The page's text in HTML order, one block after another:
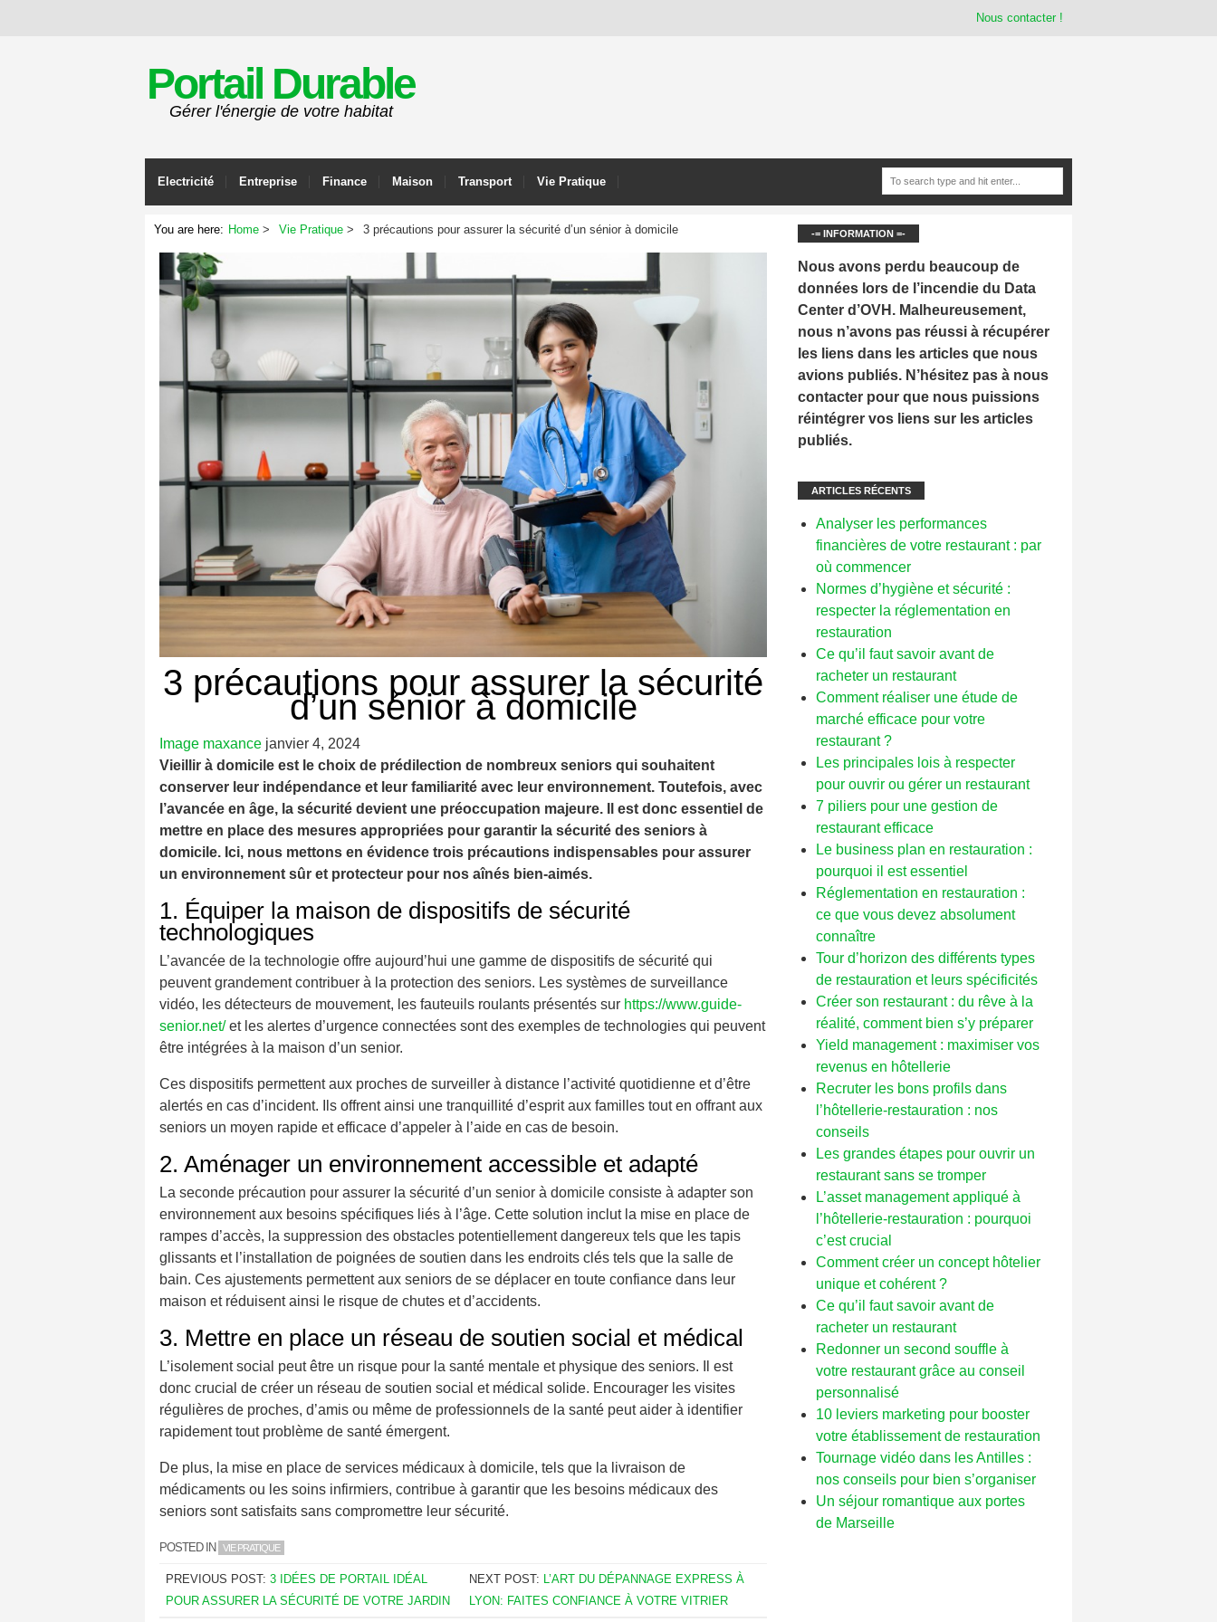
Nous contacter !
Portail Durable
Gérer l'énergie de votre habitat
Electricité Entreprise Finance Maison Transport Vie Pratique
You are here: Home Vie Pratique 3 précautions pour assurer la sécurité d’un sénior à domicile
3 précautions pour assurer la sécurité
d’un sénior à domicile
Image maxance janvier 4, 2024
Vieillir à domicile est le choix de prédilection de nombreux seniors qui souhaitent
conserver leur indépendance et leur familiarité avec leur environnement. Toutefois, avec
l’avancée en âge, la sécurité devient une préoccupation majeure. Il est donc essentiel de
mettre en place des mesures appropriées pour garantir la sécurité des seniors à
domicile. Ici, nous mettons en évidence trois précautions indispensables pour assurer
un environnement sûr et protecteur pour nos aînés bien-aimés.
1. Équiper la maison de dispositifs de sécurité
technologiques
L’avancée de la technologie offre aujourd’hui une gamme de dispositifs de sécurité qui
peuvent grandement contribuer à la protection des seniors. Les systèmes de surveillance
vidéo, les détecteurs de mouvement, les fauteuils roulants présentés sur https://www.guide-
senior.net/et les alertes d’urgence connectées sont des exemples de technologies qui peuvent
être intégrées à la maison d’un senior.
Ces dispositifs permettent aux proches de surveiller à distance l’activité quotidienne et d’être
alertés en cas d’incident. Ils offrent ainsi une tranquillité d’esprit aux familles tout en offrant aux
seniors un moyen rapide et efficace d’appeler à l’aide en cas de besoin.
2. Aménager un environnement accessible et adapté
La seconde précaution pour assurer la sécurité d’un senior à domicile consiste à adapter son
environnement aux besoins spécifiques liés à l’âge. Cette solution inclut la mise en place de
rampes d’accès, la suppression des obstacles potentiellement dangereux tels que les tapis
glissants et l’installation de poignées de soutien dans les endroits clés tels que la salle de
bain. Ces ajustements permettent aux seniors de se déplacer en toute confiance dans leur
maison et réduisent ainsi le risque de chutes et d’accidents.
3. Mettre en place un réseau de soutien social et médical
L’isolement social peut être un risque pour la santé mentale et physique des seniors. Il est
donc crucial de créer un réseau de soutien social et médical solide. Encourager les visites
régulières de proches, d’amis ou même de professionnels de la santé peut aider à identifier
rapidement tout problème de santé émergent.
De plus, la mise en place de services médicaux à domicile, tels que la livraison de
médicaments ou les soins infirmiers, contribue à garantir que les besoins médicaux des
seniors sont satisfaits sans compromettre leur sécurité.
POSTED IN VIE PRATIQUE
PREVIOUS POST: 3 IDÉES DE PORTAIL IDÉAL
POUR ASSURER LA SÉCURITÉ DE VOTRE JARDIN
NEXT POST: L’ART DU DÉPANNAGE EXPRESS À
LYON: FAITES CONFIANCE À VOTRE VITRIER
-= INFORMATION =-
Nous avons perdu beaucoup de
données lors de l’incendie du Data
Center d’OVH. Malheureusement,
nous n’avons pas réussi à récupérer
les liens dans les articles que nous
avions publiés. N’hésitez pas à nous
contacter pour que nous puissions
réintégrer vos liens sur les articles
publiés.
ARTICLES RÉCENTS
Analyser les performances
financières de votre restaurant : par
où commencer
Normes d’hygiène et sécurité :
respecter la réglementation en
restauration
Ce qu’il faut savoir avant de
racheter un restaurant
Comment réaliser une étude de
marché efficace pour votre
restaurant ?
Les principales lois à respecter
pour ouvrir ou gérer un restaurant
7 piliers pour une gestion de
restaurant efficace
Le business plan en restauration :
pourquoi il est essentiel
Réglementation en restauration :
ce que vous devez absolument
connaître
Tour d’horizon des différents types
de restauration et leurs spécificités
Créer son restaurant : du rêve à la
réalité, comment bien s’y préparer
Yield management : maximiser vos
revenus en hôtellerie
Recruter les bons profils dans
l’hôtellerie-restauration : nos
conseils
Les grandes étapes pour ouvrir un
restaurant sans se tromper
L’asset management appliqué à
l’hôtellerie-restauration : pourquoi
c’est crucial
Comment créer un concept hôtelier
unique et cohérent ?
Ce qu’il faut savoir avant de
racheter un restaurant
Redonner un second souffle à
votre restaurant grâce au conseil
personnalisé
10 leviers marketing pour booster
votre établissement de restauration
Tournage vidéo dans les Antilles :
nos conseils pour bien s’organiser
Un séjour romantique aux portes
de Marseille